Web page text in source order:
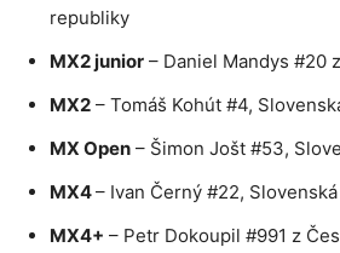
republiky
MX2 junior – Daniel Mandys #20
MX2 – Tomáš Kohút #4,
MX Open – Šimon Jošt #53,
MX4– Ivan Černý #22,
MX4+ – Petr Dokoupil #991 z